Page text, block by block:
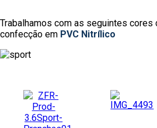
Trabalhamos com as seguintes cores
confecção em PVC Nitrílico